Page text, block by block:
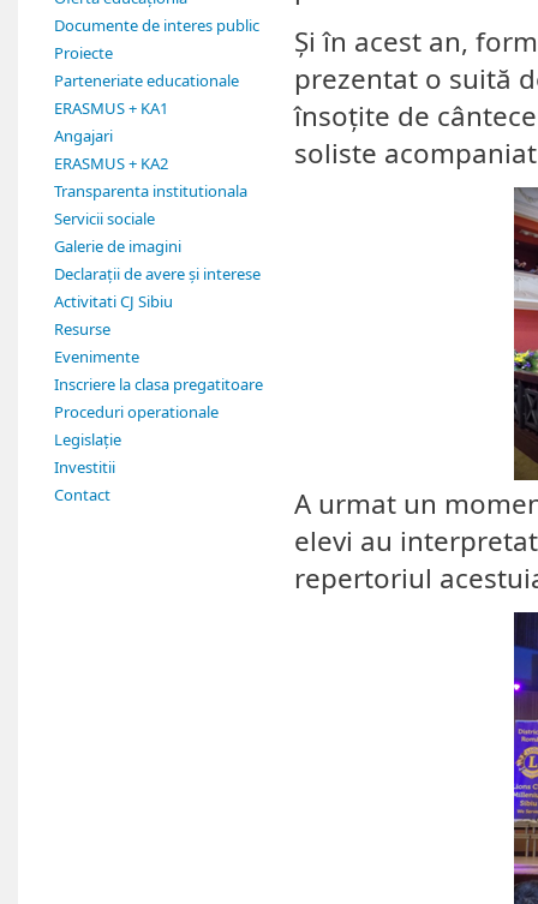
Și în acest an,
prezentat o suită
însoțite de
soliste
A urmat un
elevi au
repertoriul
Documente de interes public
Proiecte
Parteneriate educationale
ERASMUS + KA1
Angajari
ERASMUS + KA2
Transparenta institutionala
Servicii sociale
Galerie de imagini
Declarații de avere și interese
Activitati CJ Sibiu
Resurse
Evenimente
Inscriere la clasa pregatitoare
Proceduri operationale
Legislație
Investitii
Contact